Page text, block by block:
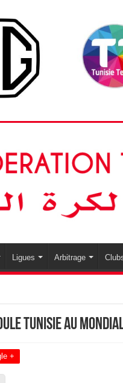
Ligues Arbitrage
Tunisie au
+